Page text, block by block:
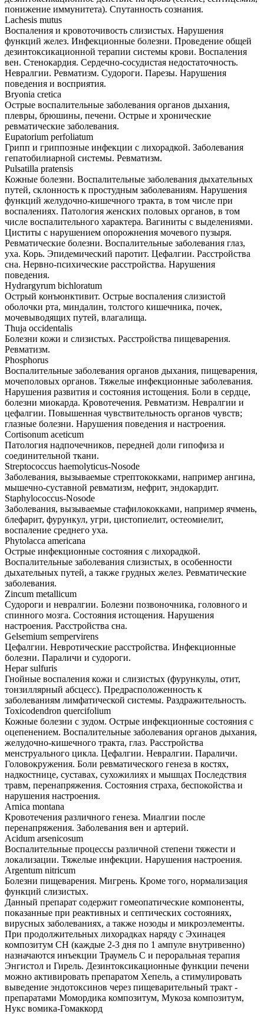
понижение иммунитета). Спутанность сознания.
Lachesis mutus
Воспаления и кровоточивость слизистых. Нарушения
функций желез. Инфекционные болезни. Проведение общей
дезинтоксикационной терапии системы крови. Воспаления
вен. Стенокардия. Сердечно-сосудистая недостаточность.
Невралгии. Ревматизм. Судороги. Парезы. Нарушения
поведения и восприятия.
Bryonia cretica
Острые воспалительные заболевания органов дыхания,
плевры, брюшины, печени. Острые и хронические
ревматические заболевания.
Eupatorium perfoliatum
Грипп и гриппозные инфекции с лихорадкой. Заболевания
гепатобилиарной системы. Ревматизм.
Pulsatilla pratensis
Кожные болезни. Воспалительные заболевания дыхательных
путей, склонность к простудным заболеваниям. Нарушения
функций желудочно-кишечного тракта, в том числе при
воспалениях. Патология женских половых органов, в том
числе воспалительного характера. Вагиниты с выделениями.
Циститы с нарушением опорожнения мочевого пузыря.
Ревматические болезни. Воспалительные заболевания глаз,
уха. Корь. Эпидемический паротит. Цефалгии. Расстройства
сна. Нервно-психические расстройства. Нарушения
поведения.
Hydrargуrum bichloratum
Острый конъюнктивит. Острые воспаления слизистой
оболочки рта, миндалин, толстого кишечника, почек,
мочевыводящих путей, влагалища.
Thuja occidentalis
Болезни кожи и слизистых. Расстройства пищеварения.
Ревматизм.
Phosphorus
Воспалительные заболевания органов дыхания, пищеварения,
мочеполовых органов. Тяжелые инфекционные заболевания.
Нарушения развития и состояния истощения. Боли в сердце,
болезни миокарда. Кровотечения. Ревматизм. Невралгии и
цефалгии. Повышенная чувствительность органов чувств;
глазные болезни. Нарушения поведения и настроения.
Cortisonum aceticum
Патология надпочечников, передней доли гипофиза и
соединительной ткани.
Streptococcus haemolyticus-Nosode
Заболевания, вызываемые стрептококками, например ангина,
мышечно-суставной ревматизм, нефрит, эндокардит.
Staphylococcus-Nosode
Заболевания, вызываемые стафилококками, например ячмень,
блефарит, фурункул, угри, цистопиелит, остеомиелит,
воспаление среднего уха.
Phytolacca americana
Острые инфекционные состояния с лихорадкой.
Воспалительные заболевания слизистых, в особенности
дыхательных путей, а также грудных желез. Ревматические
заболевания.
Zincum metallicum
Cудороги и невралгии. Болезни позвоночника, головного и
спинного мозга. Состояния истощения. Нарушения
настроения. Расстройства сна.
Gelsemium sempervirens
Цефалгии. Невротические расстройства. Инфекционные
болезни. Параличи и судороги.
Hepar sulfuris
Гнойные воспаления кожи и слизистых (фурункулы, отит,
тонзиллярный абсцесс). Предрасположенность к
заболеваниям лимфатической системы. Раздражительность.
Toxicodendron quercifolium
Кожные болезни с зудом. Острые инфекционные состояния с
оцепенением. Воспалительные заболевания органов дыхания,
желудочно-кишечного тракта, глаз. Расстройства
менструального цикла. Цефалгии. Невралгии. Параличи.
Головокружения. Боли ревматического генеза в костях,
надкостнице, суставах, сухожилиях и мышцах Последствия
травм, перенапряжения. Состояния страха, беспокойства и
нарушения настроения.
Arnica montana
Кровотечения различного генеза. Миалгии после
перенапряжения. Заболевания вен и артерий.
Acidum arsenicosum
Воспалительные процессы различной степени тяжести и
локализации. Тяжелые инфекции. Нарушения настроения.
Argentum nitricum
Болезни пищеварения. Мигрень. Кроме того, нормализация
функций слизистых.
Данный препарат содержит гомеопатические компоненты,
показанные при реактивных и септических состояниях,
вирусных заболеваниях, а также нозоды и микроэлементы.
При продолжительных лихорадках наряду с Эхинацея
композитум СН (каждые 2-3 дня по 1 ампуле внутривенно)
назначаются инъекции Траумель С и пероральная терапия
Энгистол и Гирель. Дезинтоксикационные функции печени
можно активировать препаратом Хепель, а стимулировать
выведение эндотоксинов через пищеварительный тракт -
препаратами Момордика композитум, Мукоза композитум,
Нукс вомика-Гомаккорд